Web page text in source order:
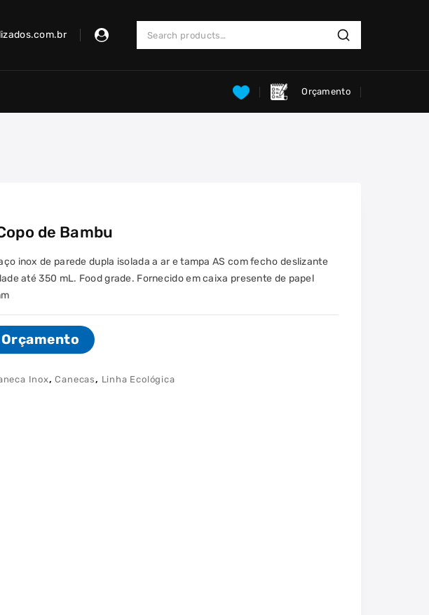
Search
Orçamento
de Bambu
inox de parede dupla isolada a ar e tampa AS com fecho deslizante
até 350 mL. Food grade. Fornecido em caixa presente de papel
Inox,Canecas, Linha Ecológica